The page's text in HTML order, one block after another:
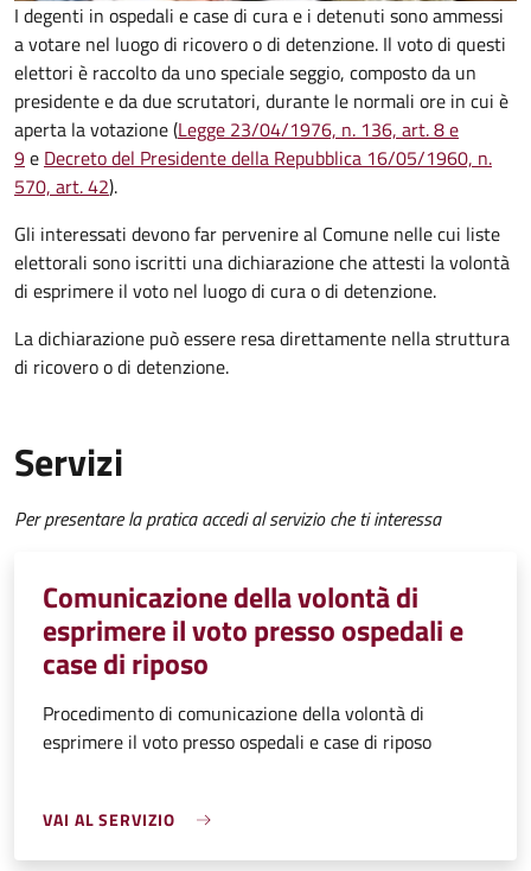
I degenti in ospedali e case di cura e i detenuti sono ammessi
a votare nel luogo di ricovero o di detenzione. Il voto di questi
elettori è raccolto da uno speciale seggio, composto da un
presidente e da due scrutatori, durante le normali ore in cui è
aperta la votazione (Legge 23/04/1976, n. 136, art. 8 e
9e Decreto del Presidente della Repubblica 16/05/1960, n.
570, art. 42).
Gli interessati devono far pervenire al Comune nelle cui liste
elettorali sono iscritti una dichiarazione che attesti la volontà
di esprimere il voto nel luogo di cura o di detenzione.
La dichiarazione può essere resa direttamente nella struttura
di ricovero o di detenzione.
Servizi
Per presentare la pratica accedi al servizio che ti interessa
Comunicazione della volontà di
esprimere il voto presso ospedali e
case di riposo
Procedimento di comunicazione della volontà di
esprimere il voto presso ospedali e case di riposo
VAI AL SERVIZIO